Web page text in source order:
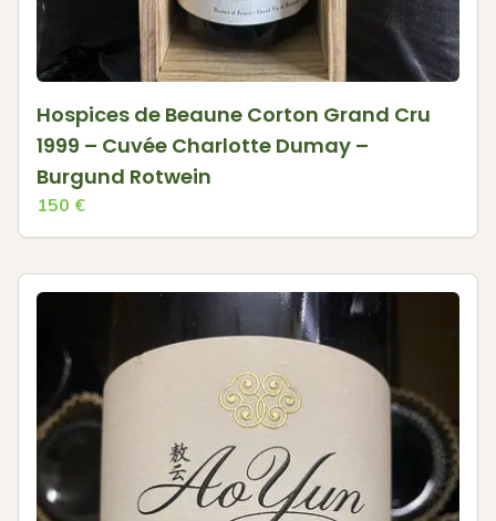
Hospices de Beaune Corton Grand Cru
1999 – Cuvée Charlotte Dumay –
Burgund Rotwein
150 €